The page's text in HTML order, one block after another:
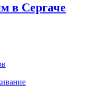
в Сергаче